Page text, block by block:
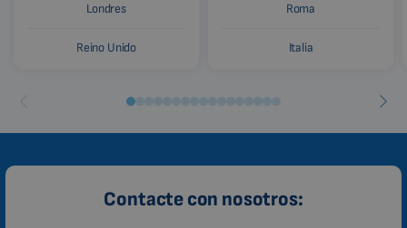
Londres
Reino Unido
Roma
Italia
Contacte con nosotros: